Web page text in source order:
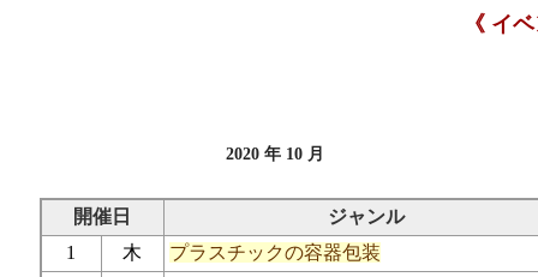
《 イ
2020 年 10 月
開催日
ジャンル
1
木
プラスチックの容器包装